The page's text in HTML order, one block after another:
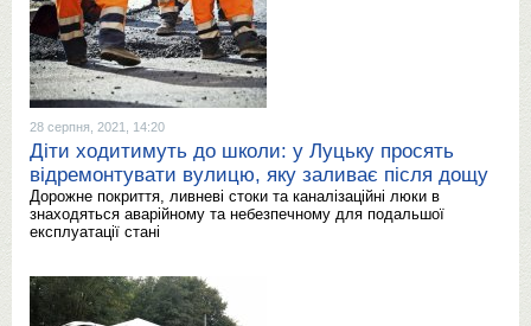
28 серпня, 2021, 14:20
Діти ходитимуть до школи: у Луцьку просять
відремонтувати вулицю, яку заливає після дощу
Дорожне покриття, ливневі стоки та каналізаційні люки в
знаходяться аварійному та небезпечному для подальшої
експлуатації стані